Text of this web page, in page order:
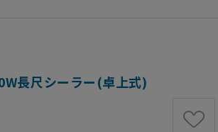
長尺シーラー(卓上式)